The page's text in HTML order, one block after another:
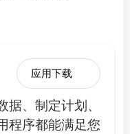
应用下载
、制定计划、
程序都能满足您